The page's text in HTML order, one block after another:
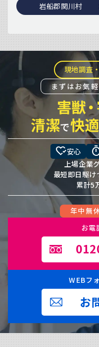
岩船郡関川村
現地調査
まずはお気
害獣・
清潔で快適
heart_check安心
上場企業
最短即日駆け
累計5
年中無
お電
WEBフ
お